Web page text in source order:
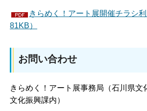
きらめく！アート展開催チラシ
81KB）
お問い合わせ
きらめく！アート展事務局（石川県文
文化振興課内）